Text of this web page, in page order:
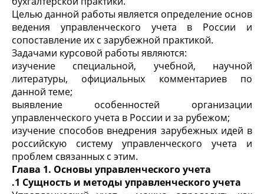
Целью данной работы является определение основ
ведения управленческого учета в России и
сопоставление их с зарубежной практикой.
Задачами курсовой работы являются:
изучение специальной, учебной, научной
литературы, официальных комментариев по
данной теме;
выявление особенностей организации
управленческого учета в России и за рубежом;
изучение способов внедрения зарубежных идей в
российскую систему управленческого учета и
проблем связанных с этим.
Глава 1. Основы управленческого учета
.1 Сущность и методы управленческого учета